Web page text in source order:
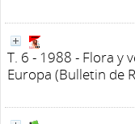
T. 6 - 1988 - Flora y
Europa (Bulletin de